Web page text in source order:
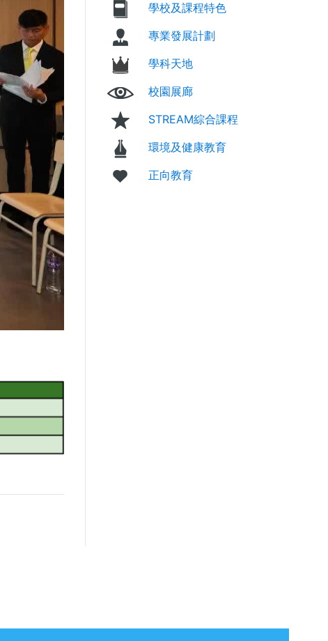
學校及課程特色
專業發展計劃
學科天地
校園展廊
STREAM綜合課程
環境及健康教育
正向教育